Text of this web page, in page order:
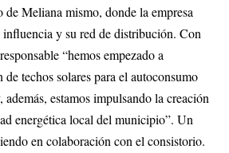
de Meliana mismo, donde la empresa
influencia y su red de distribución. Con
“hemos empezado a
techos solares para el autoconsumo
además, estamos impulsando la creación
energética local del municipio”. Un
en colaboración con el consistorio.